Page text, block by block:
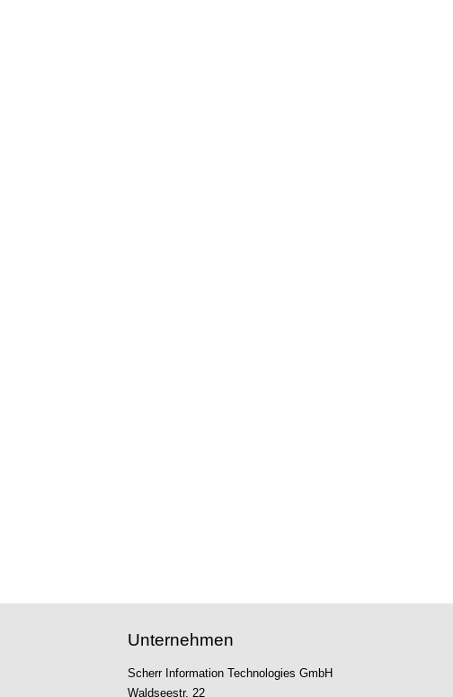
Unternehmen
Scherr Information Technologies GmbH
Waldseestr. 22